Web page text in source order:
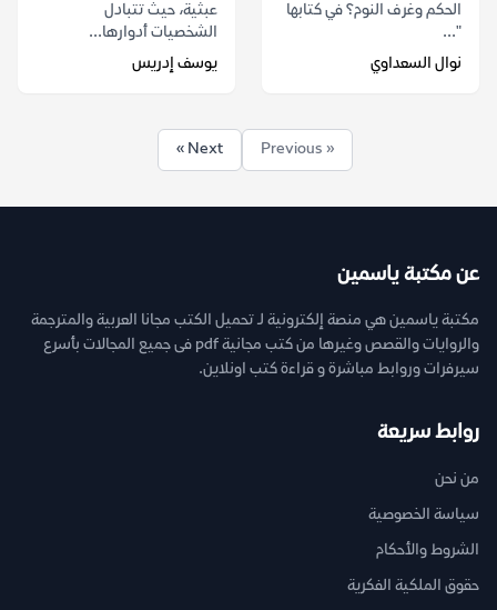
الحكم وغرف النوم؟ في كتابها
"...
نوال السعداوي
عبثية، حيث تتبادل
الشخصيات أدوارها...
يوسف إدريس
« Previous
Next »
عن مكتبة ياسمين
مكتبة ياسمين هي منصة إلكترونية لـ تحميل الكتب مجانا العربية والمترجمة
والروايات والقصص وغيرها من كتب مجانية pdf فى جميع المجالات بأسرع
سيرفرات وروابط مباشرة و قراءة كتب اونلاين.
روابط سريعة
من نحن
سياسة الخصوصية
الشروط والأحكام
حقوق الملكية الفكرية